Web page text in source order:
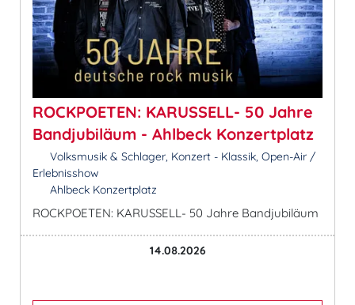
ROCKPOETEN: KARUSSELL- 50 Jahre
Bandjubiläum - Ahlbeck Konzertplatz
Volksmusik & Schlager, Konzert - Klassik, Open-Air /
Erlebnisshow
Ahlbeck Konzertplatz
ROCKPOETEN: KARUSSELL- 50 Jahre Bandjubiläum
14.08.2026